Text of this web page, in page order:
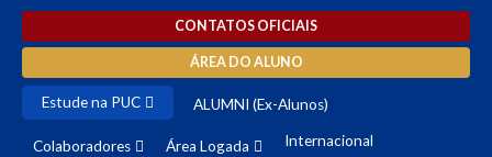
CONTATOS OFICIAIS
ÁREA DO ALUNO
Estude na PUC ALUMNI (Ex-Alunos)
Colaboradores Área Logada Internacional